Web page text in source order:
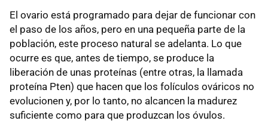
El ovario está programado para dejar de funcionar con
el paso de los años, pero en una pequeña parte de la
población, este proceso natural se adelanta. Lo que
ocurre es que, antes de tiempo, se produce la
liberación de unas proteínas (entre otras, la llamada
proteína Pten) que hacen que los folículos ováricos no
evolucionen y, por lo tanto, no alcancen la madurez
suficiente como para que produzcan los óvulos.